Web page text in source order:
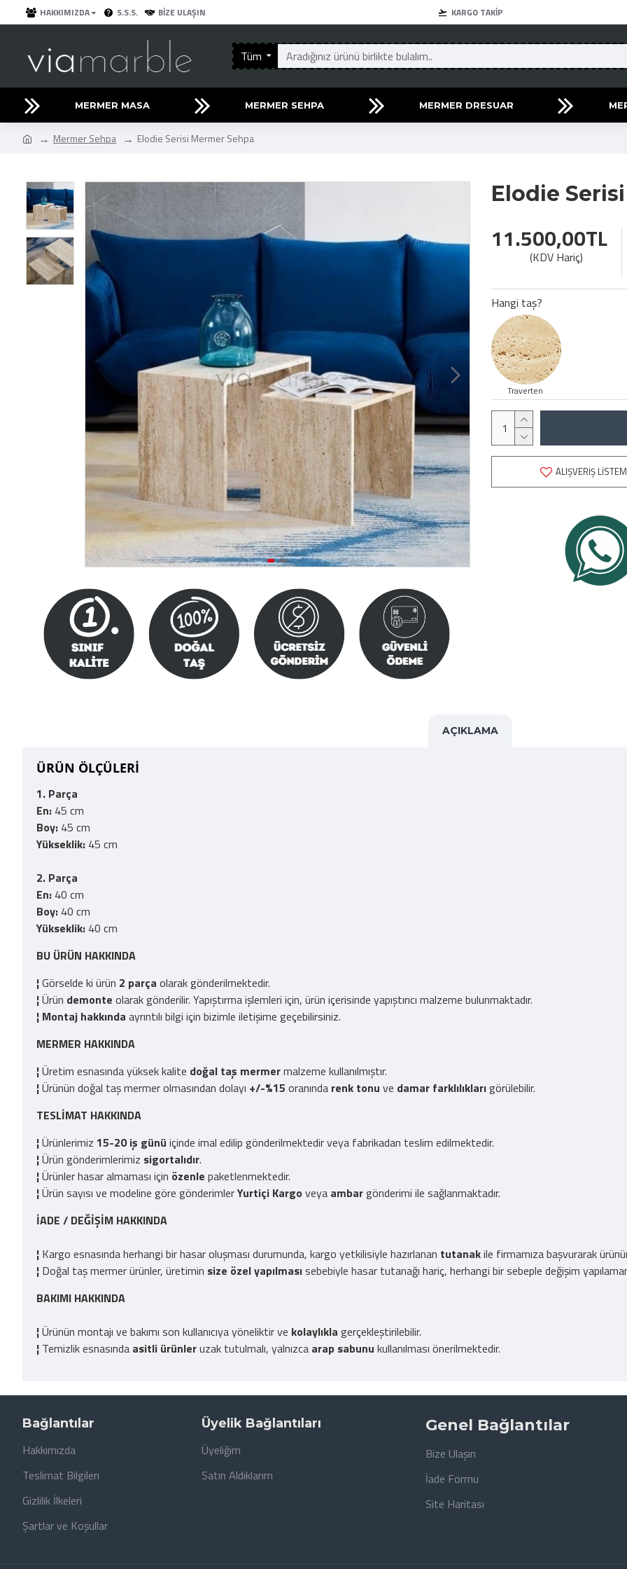
HAKKIMIZDA S.S.S. BIZE ULAŞIN KARGO TAKIP
Tüm
MERMER MASA MERMER SEHPA MERMER DRESUAR
Mermer Sehpa Elodie Serisi Mermer Sehpa
Elodie
11.500,00TL
(KDV Hariç)
Hangi taş?
Traverten
ALIŞVERIŞ
AÇIKLAMA
ÜRÜN ÖLÇÜLERİ
1. Parça
En: 45 cm
Boy: 45 cm
Yükseklik: 45 cm
2. Parça
En: 40 cm
Boy: 40 cm
Yükseklik: 40 cm
BU ÜRÜN HAKKINDA
¦Görselde ki ürün 2 parça olarak gönderilmektedir.
¦Ürün demonte olarak gönderilir. Yapıştırma işlemleri için, ürün içerisinde yapıştırıcı malzeme bulunmaktadır.
¦ Montaj hakkında ayrıntılı bilgi için bizimle iletişime geçebilirsiniz.
MERMER HAKKINDA
¦Üretim esnasında yüksek kalite doğal taş mermermalzeme kullanılmıştır.
¦Ürünün doğal taş mermer olmasından dolayı +/-%15 oranında renk tonu ve damar farklılıklarıgörülebilir.
TESLİMAT HAKKINDA
¦Ürünlerimiz 15-20 iş günü içinde imal edilip gönderilmektedir veya fabrikadan teslim edilmektedir.
¦Ürün gönderimlerimiz sigortalıdır.
¦Ürünler hasar almaması için özenle paketlenmektedir.
¦Ürün sayısı ve modeline göre gönderimlerYurtiçi Kargo veya ambargönderimi ile sağlanmaktadır.
İADE / DEĞİŞİM HAKKINDA
¦ Kargo esnasında herhangi bir hasar oluşması durumunda, kargo yetkilisiyle hazırlanan tutanakile firmamıza başvurarak
¦ Doğal taş mermer ürünler, üretimin size özel yapılmasısebebiyle hasar tutanağı hariç, herhangi bir sebeple değişim
BAKIMI HAKKINDA
¦Ürünün montajı ve bakımı son kullanıcıya yöneliktir ve kolaylıkla gerçekleştirilebilir.
¦ Temizlik esnasında asitli ürünleruzak tutulmalı, yalnızca arap sabunu kullanılması önerilmektedir.
Bağlantılar
Hakkımızda
Teslimat Bilgileri
Gizlilik İlkeleri
Şartlar ve Koşullar
Üyelik Bağlantıları
Üyeliğim
Satın Aldıklarım
Genel Bağlantılar
Bize Ulaşın
İade Formu
Site Haritası